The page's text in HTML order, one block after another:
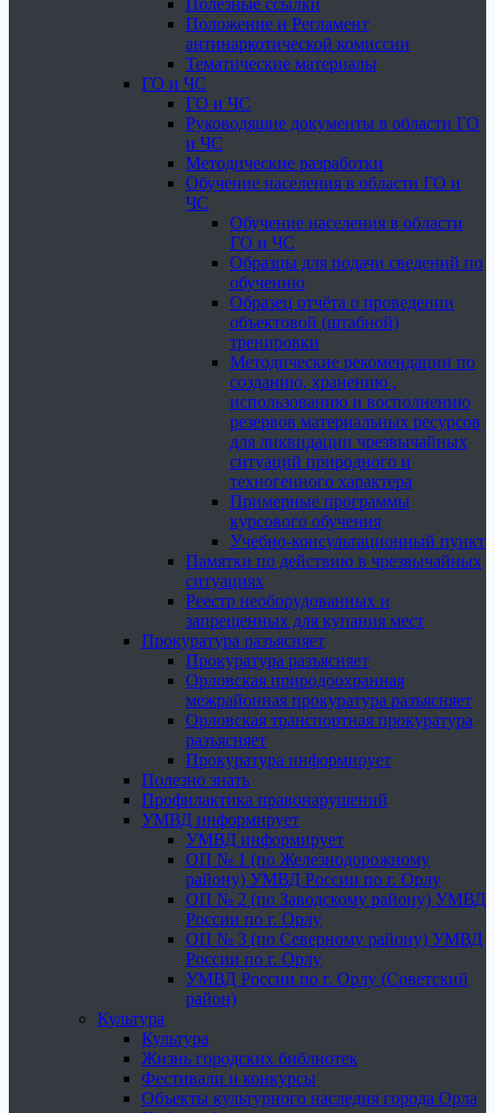
Полезные ссылки
Положение и Регламент
антинаркотической комиссии
Тематические материалы
ГО и ЧС
ГО и ЧС
Руководящие документы в области ГО
и ЧС
Методические разработки
Обучение населения в области ГО и
ЧС
Обучение населения в области
ГО и ЧС
Образцы для подачи сведений по
обучению
Образец отчёта о проведении
объектовой (штабной)
тренировки
Методические рекомендации по
созданию, хранению ,
использованию и восполнению
резервов материальных ресурсов
для ликвидации чрезвычайных
ситуаций природного и
техногенного характера
Примерные программы
курсового обучения
Учебно-консультационный пункт
Памятки по действию в чрезвычайных
ситуациях
Реестр необорудованных и
запрещенных для купания мест
Прокуратура разъясняет
Прокуратура разъясняет
Орловская природоохранная
межрайонная прокуратура разъясняет
Орловская транспортная прокуратура
разъясняет
Прокуратура информирует
Полезно знать
Профилактика правонарушений
УМВД информирует
УМВД информирует
ОП № 1 (по Железнодорожному
району) УМВД России по г. Орлу
ОП № 2 (по Заводскому району) УМВД
России по г. Орлу
ОП № 3 (по Северному району) УМВД
России по г. Орлу
УМВД России по г. Орлу (Советский
район)
Культура
Культура
Жизнь городских библиотек
Фестивали и конкурсы
Объекты культурного наследия города Орла